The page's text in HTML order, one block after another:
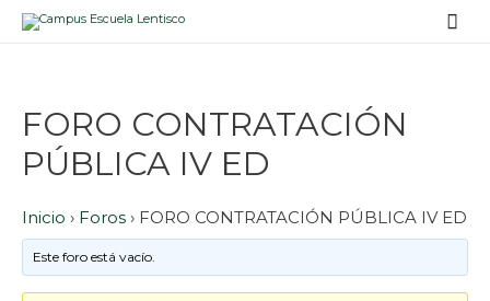
FORO CONTRATACIÓN
PÚBLICA IV ED
Inicio › Foros › FORO CONTRATACIÓN PÚBLICA IV ED
Este foro está vacío.